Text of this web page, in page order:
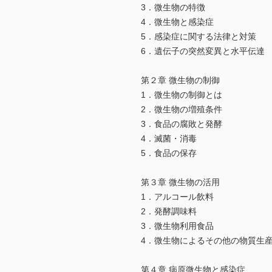
3．微生物の特徴
4．微生物と感染症
5．感染症に関する法律と対策
6．遺伝子の突然変異と水平伝達
第２章 微生物の制御
1．微生物の制御とは
2．微生物の増殖条件
3．食品の腐敗と発酵
4．滅菌・消毒
5．食品の保存
第３章 微生物の活用
1．アルコール飲料
2．発酵調味料
3．微生物利用食品
4．微生物によるその他の物質生
第４章 病原微生物と感染症